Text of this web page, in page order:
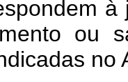
à
ou
no